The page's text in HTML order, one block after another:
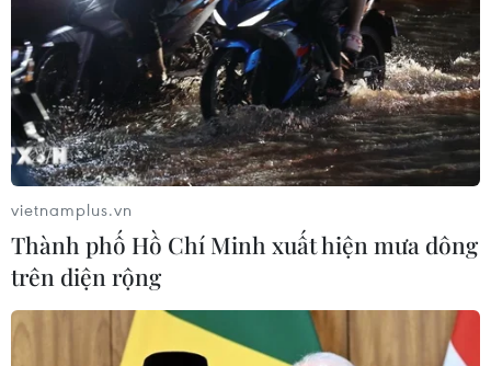
Nghị định số 08/2023/NĐ-CP cho phép doanh nghiệp
phát hành trái phiếu doanh nghiệp và nhà đầu tư có thể
đàm phán để cân đối các nguồn lực của doanh nghiệp,
thanh toán nghĩa vụ nợ đến hạn.
vietnamplus.vn
Thành phố Hồ Chí Minh xuất hiện mưa dông
trên diện rộng